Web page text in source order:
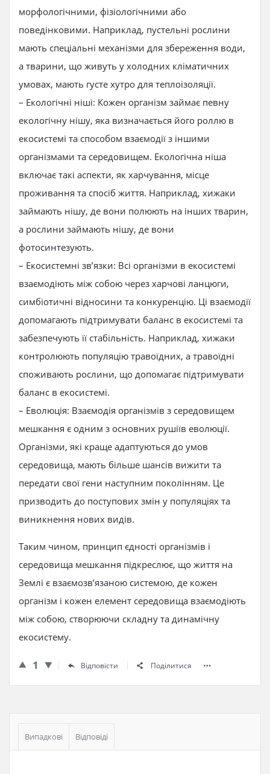
морфологічними, фізіологічними або
поведінковими. Наприклад, пустельні рослини
мають спеціальні механізми для збереження води,
а тварини, що живуть у холодних кліматичних
умовах, мають густе хутро для теплоізоляції.
– Екологічні ніші: Кожен організм займає певну
екологічну нішу, яка визначається його роллю в
екосистемі та способом взаємодії з іншими
організмами та середовищем. Екологічна ніша
включає такі аспекти, як харчування, місце
проживання та спосіб життя. Наприклад, хижаки
займають нішу, де вони полюють на інших тварин,
а рослини займають нішу, де вони
фотосинтезують.
– Екосистемні зв’язки: Всі організми в екосистемі
взаємодіють між собою через харчові ланцюги,
симбіотичні відносини та конкуренцію. Ці взаємодії
допомагають підтримувати баланс в екосистемі та
забезпечують її стабільність. Наприклад, хижаки
контролюють популяцію травоїдних, а травоїдні
споживають рослини, що допомагає підтримувати
баланс в екосистемі.
– Еволюція: Взаємодія організмів з середовищем
мешкання є одним з основних рушіїв еволюції.
Організми, які краще адаптуються до умов
середовища, мають більше шансів вижити та
передати свої гени наступним поколінням. Це
призводить до поступових змін у популяціях та
виникнення нових видів.
Таким чином, принцип єдності організмів і
середовища мешкання підкреслює, що життя на
Землі є взаємозв’язаною системою, де кожен
організм і кожен елемент середовища взаємодіють
між собою, створюючи складну та динамічну
екосистему.
1 Відповісти Поділитися
Бічна
панель
Випадкові Відповіді